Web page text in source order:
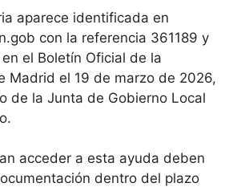
aparece identificada en
con la referencia 361189 y
el Boletín Oficial de la
Madrid el 19 de marzo de 2026,
de la Junta de Gobierno Local
acceder a esta ayuda deben
dentro del plazo